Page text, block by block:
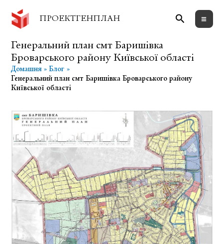
вмісту
ПРОЕКТГЕНПЛАН Пошук
Генеральний план смт Баришівка
Броварського району Київської області
Домашня
Блог
Генеральний план смт Баришівка Броварського району
Київської області